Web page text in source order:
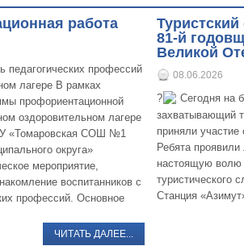
работа
педагогических профессий
лагере В рамках
профориентационной
оздоровительном лагере
«Томаровская СОШ №1
округа»
мероприятие,
воспитанников с
профессий. Основное
ЧИТАТЬ ДАЛЕЕ...
81-й
Великой
08.06.2026
?
Сегодня на
захватывающий
приняли
Ребята
настоящую волю
туристического
Станция